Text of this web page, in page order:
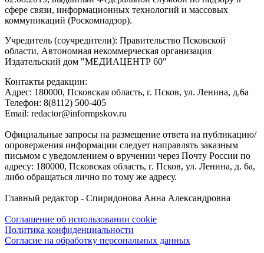
сфере связи, информационных технологий и массовых
коммуникаций (Роскомнадзор).
Учредитель (соучредители): Правительство Псковской
области, Автономная некоммерческая организация
Издательский дом "МЕДИАЦЕНТР 60"
Контакты редакции:
Адреc: 180000, Псковская область, г. Псков, ул. Ленина, д.6а
Телефон: 8(8112) 500-405
Email: redactor@informpskov.ru
Официальные запросы на размещение ответа на публикацию/
опровержения информации следует направлять заказным
письмом с уведомлением о вручении через Почту России по
адресу: 180000, Псковская область, г. Псков, ул. Ленина, д. 6а,
либо обращаться лично по тому же адресу.
Главный редактор - Спиридонова Анна Александровна
Соглашение об использовании cookie
Политика конфиденциальности
Согласие на обработку персональных данных